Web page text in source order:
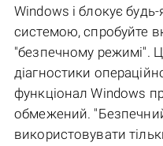
Windows і блокує
системою, спробуйте
"безпечному режимі".
діагностики
функціонал Windows
обмежений.
використовувати